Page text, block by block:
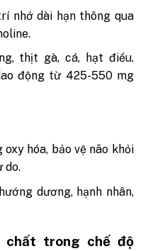
nhớ dài hạn thông qua
thịt gà, cá, hạt điều.
động từ 425-550 mg
hóa, bảo vệ não khỏi
do.
dương, hạnh nhân,
chất trong chế độ